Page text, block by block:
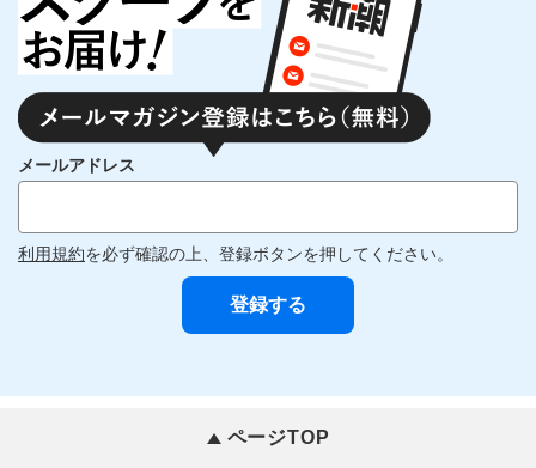
メールアドレス
利用規約を必ず確認の上、登録ボタンを押してください。
ページTOP